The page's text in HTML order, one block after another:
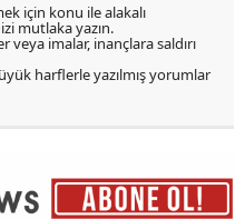
için konu ile alakalı
mutlaka yazın.
imalar, inançlara saldırı
harflerle yazılmış yorumlar